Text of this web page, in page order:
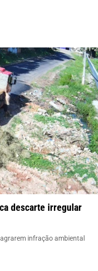
descarte irregular
infração ambiental